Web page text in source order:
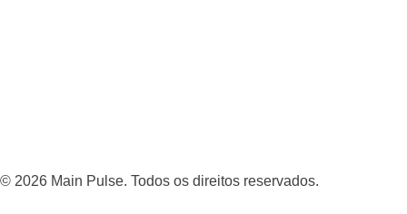
© 2026 Main Pulse. Todos os direitos reservados.